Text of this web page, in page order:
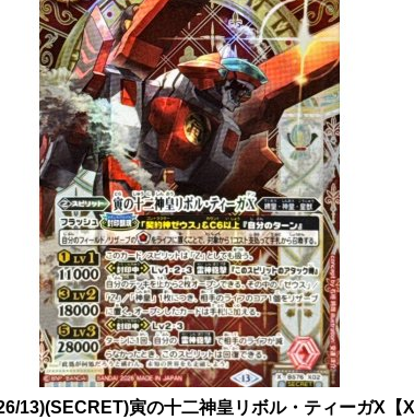
13)(SECRET)寅の十二神皇リボル・ティーガX【